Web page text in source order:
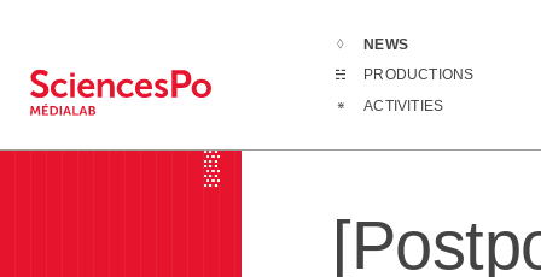
NEWS
PRODUCTIONS
ACTIVITIES
News
██████████████████████████░
██████████████████████████░